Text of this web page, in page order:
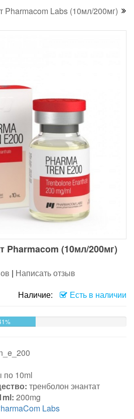
Pharmacom Labs (10мл/200мг)
Pharmacom (10мл/200мг)
| Написать отзыв
Наличие: Есть в наличии
по 10ml
тренболон энантат
200mg
Labs